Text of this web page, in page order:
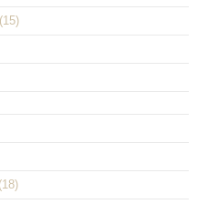
(15)
(18)